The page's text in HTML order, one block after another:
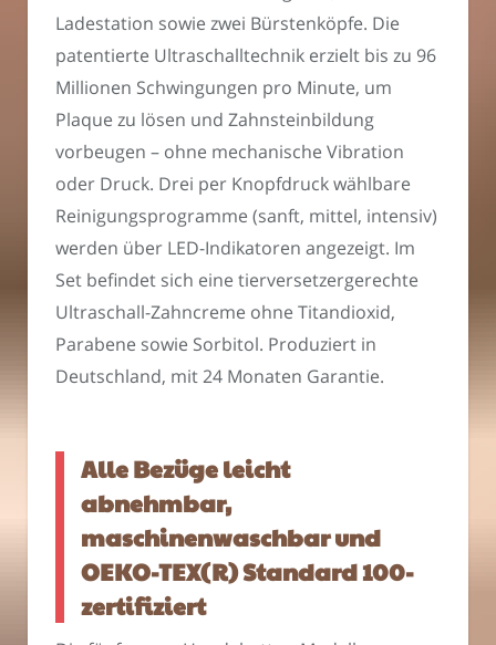
Ladestation sowie zwei Bürstenköpfe. Die
patentierte Ultraschalltechnik erzielt bis zu 96
Millionen Schwingungen pro Minute, um
Plaque zu lösen und Zahnsteinbildung
vorbeugen – ohne mechanische Vibration
oder Druck. Drei per Knopfdruck wählbare
Reinigungsprogramme (sanft, mittel, intensiv)
werden über LED-Indikatoren angezeigt. Im
Set befindet sich eine tierversetzergerechte
Ultraschall-Zahncreme ohne Titandioxid,
Parabene sowie Sorbitol. Produziert in
Deutschland, mit 24 Monaten Garantie.
Alle Bezüge leicht
abnehmbar,
maschinenwaschbar und
OEKO-TEX(R) Standard 100-
zertifiziert